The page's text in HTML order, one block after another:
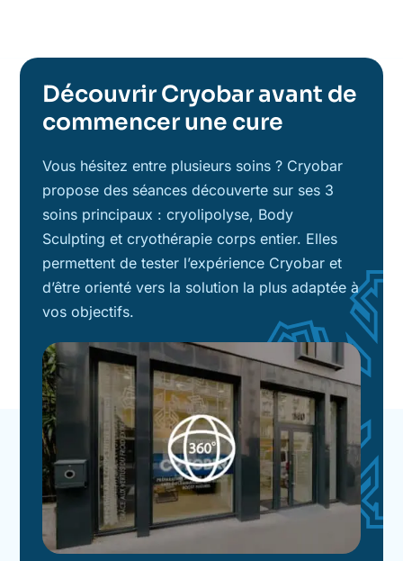
Découvrir Cryobar avant de
commencer une cure
Vous hésitez entre plusieurs soins ? Cryobar
propose des séances découverte sur ses 3
soins principaux : cryolipolyse, Body
Sculpting et cryothérapie corps entier. Elles
permettent de tester l’expérience Cryobar et
d’être orienté vers la solution la plus adaptée à
vos objectifs.